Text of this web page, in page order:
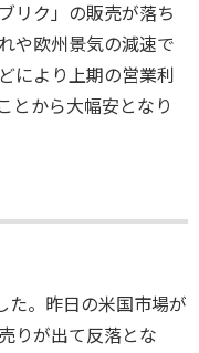
リク」の販売が落ち
や欧州景気の減速で
により上期の営業利
とから大幅安となり
た。昨日の米国市場が
りが出て反落とな